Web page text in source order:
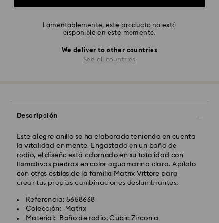
Lamentablemente, este producto no está
disponible en este momento.
We deliver to other countries
See all countries
Descripción
Este alegre anillo se ha elaborado teniendo en cuenta
la vitalidad en mente. Engastado en un baño de
rodio, el diseño está adornado en su totalidad con
llamativas piedras en color aguamarina claro. Apílalo
con otros estilos de la familia Matrix Vittore para
crear tus propias combinaciones deslumbrantes.
Referencia: 5658668
Colección: Matrix
Material: Baño de rodio, Cubic Zirconia